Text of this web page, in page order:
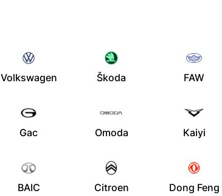
Volkswagen Škoda FAW
Gac Omoda Kaiyi
BAIC Citroen Dong Feng